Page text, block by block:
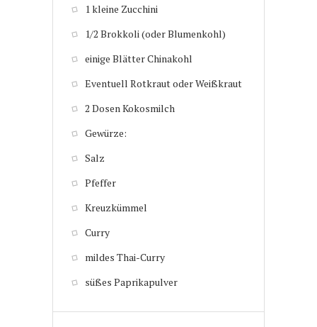
1 kleine Zucchini
1/2 Brokkoli (oder Blumenkohl)
einige Blätter Chinakohl
Eventuell Rotkraut oder Weißkraut
2 Dosen Kokosmilch
Gewürze:
Salz
Pfeffer
Kreuzkümmel
Curry
mildes Thai-Curry
süßes Paprikapulver